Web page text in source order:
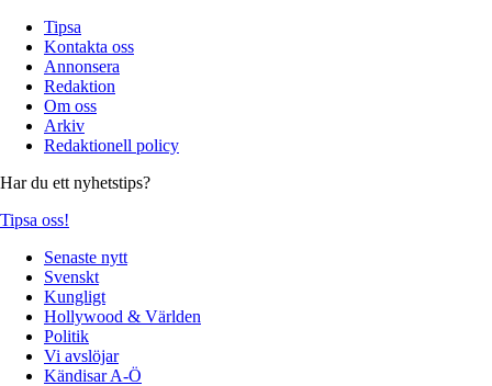
Tipsa
Kontakta oss
Annonsera
Redaktion
Om oss
Arkiv
Redaktionell policy
Har du ett nyhetstips?
Tipsa oss!
Senaste nytt
Svenskt
Kungligt
Hollywood & Världen
Politik
Vi avslöjar
Kändisar A-Ö